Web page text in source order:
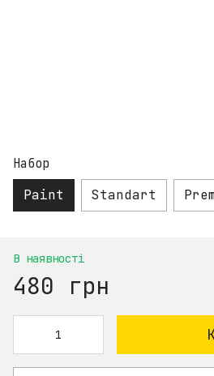
Набор
Paint Standart
В наявності
480 грн